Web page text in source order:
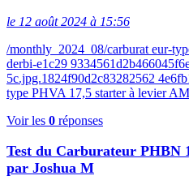
le 12 août 2024 à 15:56
/monthly_2024_08/carburat eur-
derbi-e1c29
5c.jpg.1824f90d2c83282562
type PHVA 17,5 starter à levier
Voir les 0 réponses
Test du Carburateur PHBN
par Joshua M